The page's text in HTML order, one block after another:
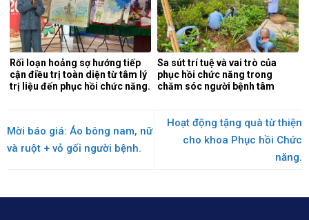
Rối loạn hoảng sợ hướng tiếp
cận điều trị toàn diện từ tâm lý
trị liệu đến phục hồi chức năng.
Sa sút trí tuệ và vai trò của
phục hồi chức năng trong
chăm sóc người bệnh tâm
Mời báo giá: Áo bông nam, nữ
và ruột + vỏ gối người bệnh.
Hoạt động tặng quà từ thiện
cho khoa Phục hồi Chức
năng.